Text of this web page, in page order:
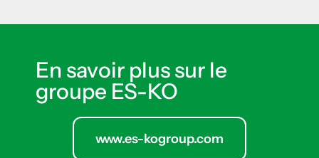
En savoir plus sur le
groupe ES-KO
www.es-kogroup.com